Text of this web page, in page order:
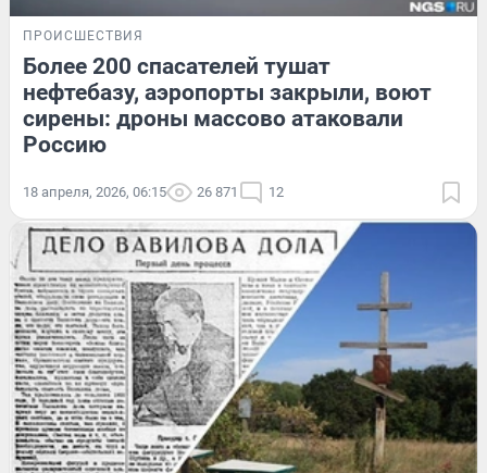
ПРОИСШЕСТВИЯ
Более 200 спасателей тушат
нефтебазу, аэропорты закрыли, воют
сирены: дроны массово атаковали
Россию
18 апреля, 2026, 06:15 26 871 12